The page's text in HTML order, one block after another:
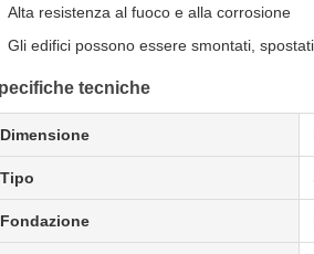
Alta resistenza al fuoco e alla corrosione
Gli edifici possono essere smontati,
tecniche
Dimensione
Tipo
Fondazione